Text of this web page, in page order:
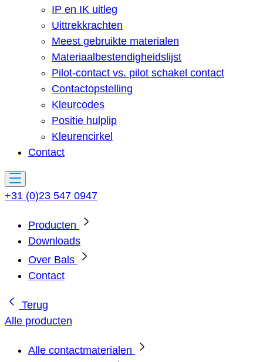
IP en IK uitleg
Uittrekkrachten
Meest gebruikte materialen
Materiaalbestendigheidslijst
Pilot-contact vs. pilot schakel contact
Contactopstelling
Kleurcodes
Positie hulplip
Kleurencirkel
Contact
+31 (0)23 547 0947
Producten
Downloads
Over Bals
Contact
Terug
Alle producten
Alle contactmaterialen